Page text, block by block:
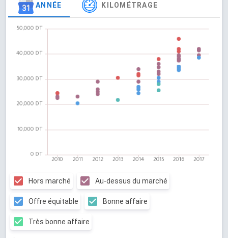
ANNÉE KILOMÉTRAGE
Hors marché Au-dessus du marché
Offre équitable Bonne affaire
Très bonne affaire